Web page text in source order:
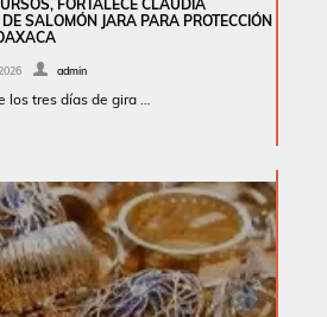
FORTALECE CLAUDIA
SALOMÓN JARA PARA PROTECCIÓN
admin
los tres días de gira …